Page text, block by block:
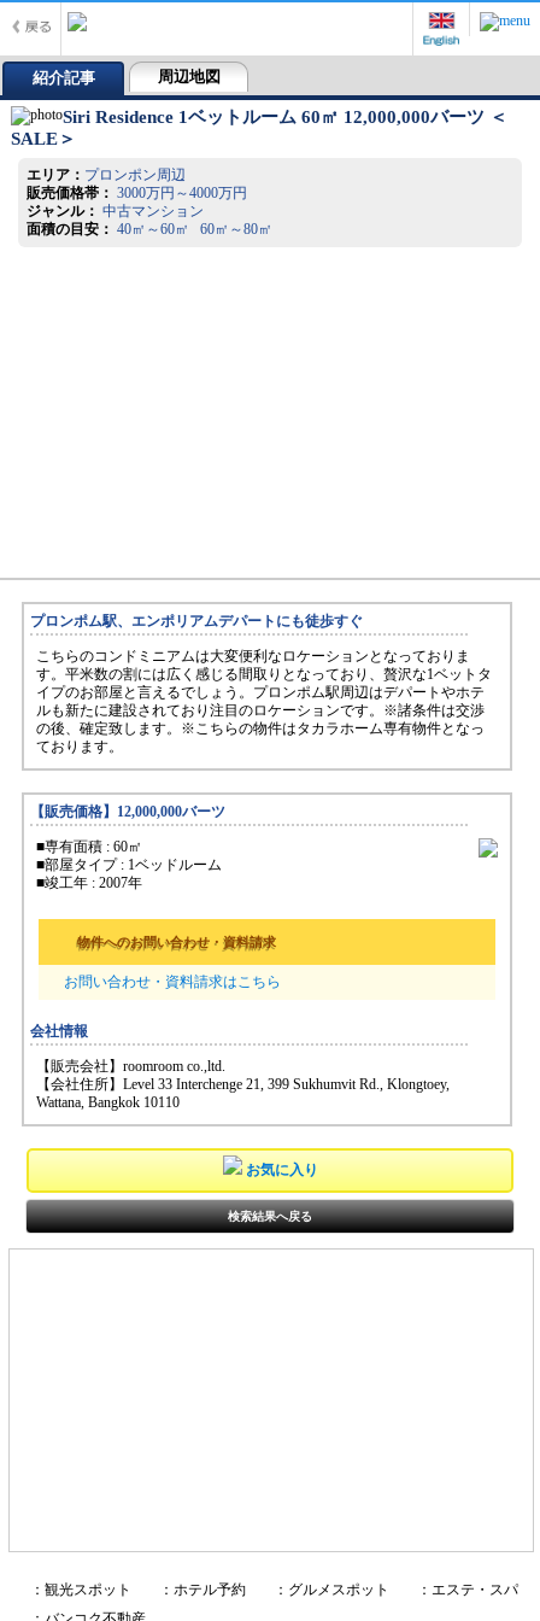
紹介記事 周辺地図
Siri Residence 1ベットルーム 60㎡ 12,000,000バーツ ＜
SALE＞
エリア： プロンポン周辺
販売価格帯： 3000万円～4000万円
ジャンル： 中古マンション
面積の目安： 40㎡～60㎡ 60㎡～80㎡
プロンポム駅、エンポリアムデパートにも徒歩すぐ
こちらのコンドミニアムは大変便利なロケーションとなっておりま
す。平米数の割には広く感じる間取りとなっており、贅沢な1ベットタ
イプのお部屋と言えるでしょう。プロンポム駅周辺はデパートやホテ
ルも新たに建設されており注目のロケーションです。※諸条件は交渉
の後、確定致します。※こちらの物件はタカラホーム専有物件となっ
ております。
【販売価格】12,000,000バーツ
■専有面積 : 60㎡
■部屋タイプ : 1ベッドルーム
■竣工年 : 2007年
物件へのお問い合わせ・資料請求
お問い合わせ・資料請求はこちら
会社情報
【販売会社】roomroom co.,ltd.
【会社住所】Level 33 Interchenge 21, 399 Sukhumvit Rd., Klongtoey,
Wattana, Bangkok 10110
お気に入り
検索結果へ戻る
：観光スポット ：ホテル予約 ：グルメスポット
：エステ・スパ